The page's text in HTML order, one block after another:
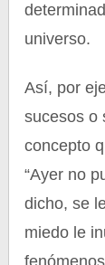
universo.
Así, por
sucesos o
concepto
“Ayer no
dicho, se
miedo le